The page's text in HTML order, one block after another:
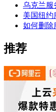
乌克兰服
美国纽约
如何删除
推荐